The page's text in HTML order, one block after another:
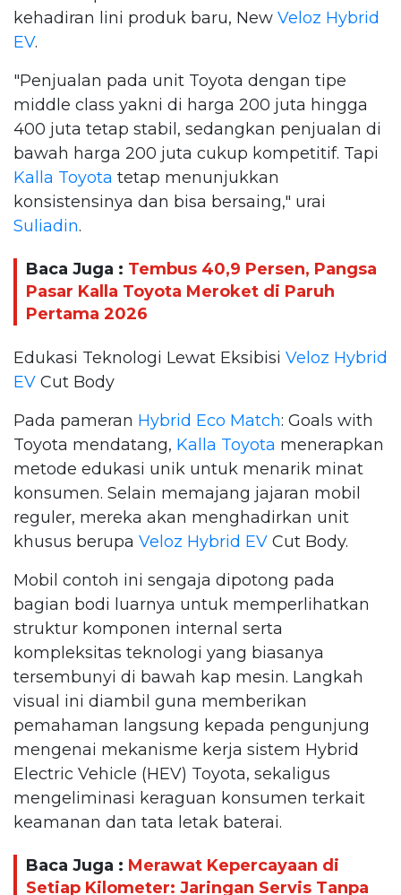
kehadiran lini produk baru, New Veloz Hybrid
EV.
"Penjualan pada unit Toyota dengan tipe
middle class yakni di harga 200 juta hingga
400 juta tetap stabil, sedangkan penjualan di
bawah harga 200 juta cukup kompetitif. Tapi
Kalla Toyota tetap menunjukkan
konsistensinya dan bisa bersaing," urai
Suliadin.
Baca Juga : Tembus 40,9 Persen, Pangsa
Pasar Kalla Toyota Meroket di Paruh
Pertama 2026
Edukasi Teknologi Lewat Eksibisi Veloz Hybrid
EV Cut Body
Pada pameran Hybrid Eco Match: Goals with
Toyota mendatang, Kalla Toyota menerapkan
metode edukasi unik untuk menarik minat
konsumen. Selain memajang jajaran mobil
reguler, mereka akan menghadirkan unit
khusus berupa Veloz Hybrid EV Cut Body.
Mobil contoh ini sengaja dipotong pada
bagian bodi luarnya untuk memperlihatkan
struktur komponen internal serta
kompleksitas teknologi yang biasanya
tersembunyi di bawah kap mesin. Langkah
visual ini diambil guna memberikan
pemahaman langsung kepada pengunjung
mengenai mekanisme kerja sistem Hybrid
Electric Vehicle (HEV) Toyota, sekaligus
mengeliminasi keraguan konsumen terkait
keamanan dan tata letak baterai.
Baca Juga : Merawat Kepercayaan di
Setiap Kilometer: Jaringan Servis Tanpa